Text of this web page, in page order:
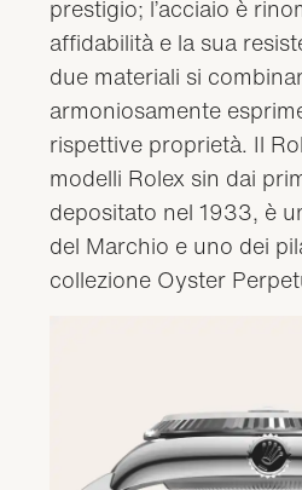
prestigio; l’acciaio è
affidabilità e la sua
due materiali si
armoniosamente
rispettive proprietà. Il
modelli Rolex sin dai
depositato nel 1933, è
del Marchio e uno dei
collezione Oyster